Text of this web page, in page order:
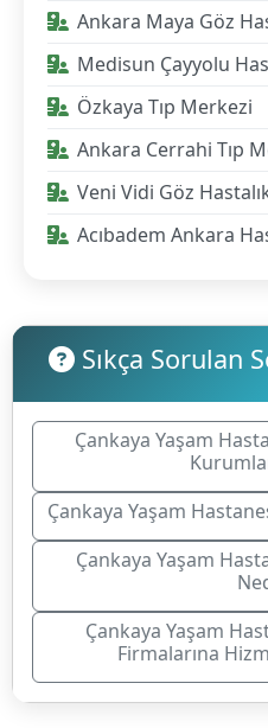
Ankara Maya Göz
Medisun Çayyolu
Özkaya Tıp Merkezi
Ankara Cerrahi Tıp
Veni Vidi Göz
Acıbadem Ankara
Sıkça Sorulan
Çankaya Yaşam
Çankaya Yaşam
Çankaya Yaşam
Çankaya Yaşam
Firmalarına